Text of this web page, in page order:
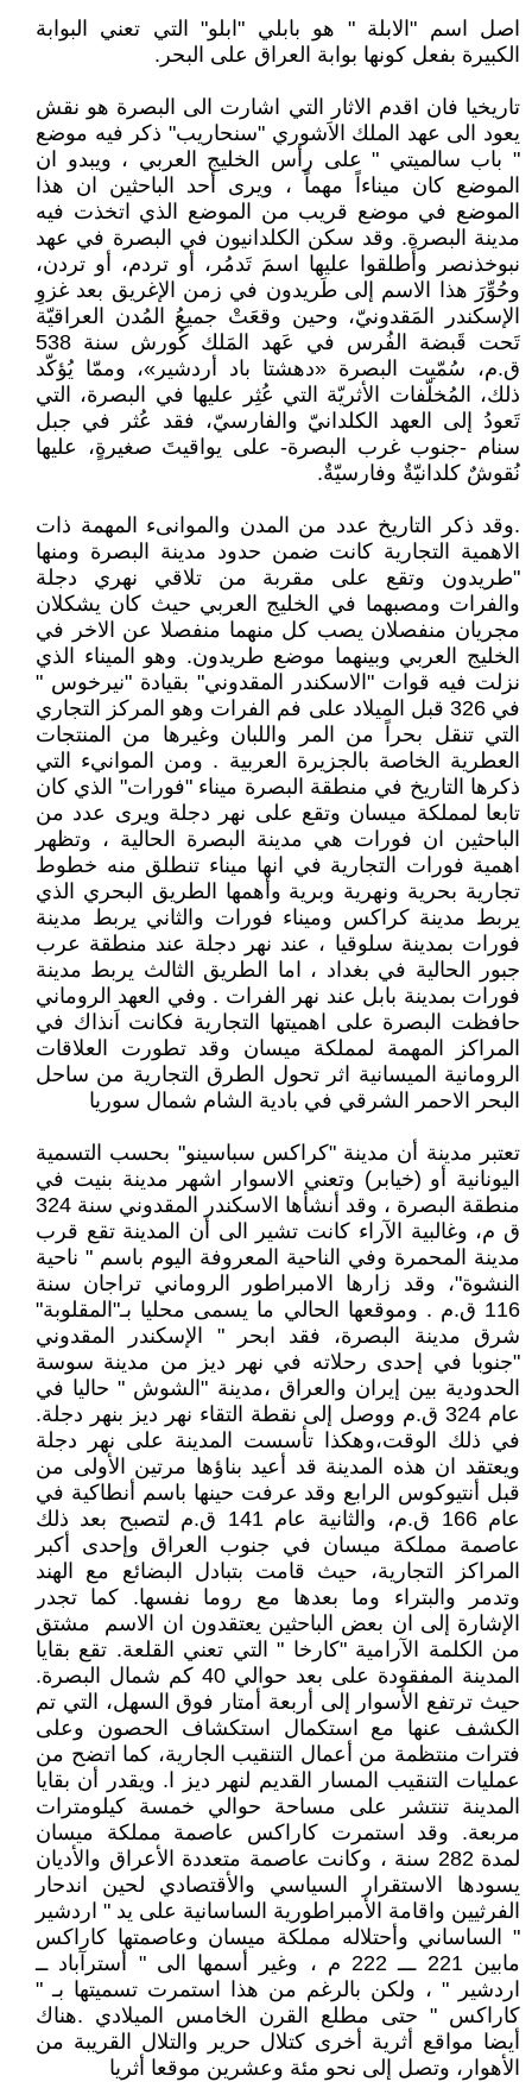
اصل اسم "الابلة " هو بابلي "ابلو" التي تعني البوابة
الكبيرة بفعل كونها بوابة العراق على البحر.
تاريخيا فان اقدم الاثار التي اشارت الى البصرة هو نقش
يعود الى عهد الملك الاَشوري "سنحاريب" ذكر فيه موضع
" باب سالميتي " على رأس الخليج العربي ، ويبدو ان
الموضع كان ميناءاً مهماً ، ويرى أحد الباحثين ان هذا
الموضع في موضع قريب من الموضع الذي اتخذت فيه
مدينة البصرة. وقد سكن الكلدانيون في البصرة في عهد
نبوخذنصر وأَطلقوا عليها اسمَ تَدمُر، أو تردم، أو تردن،
وحُوِّرَ هذا الاسم إلى طَريدون في زمن الإغريق بعد غزوِ
الإسكندر المَقدونيّ، وحين وقعَتْ جميعُ المُدن العراقيّة
تَحت قَبضة الفُرس في عَهد المَلك كُورش سنة 538
ق.م، سُمّيت البصرة «دهشتا باد أردشير»، وممّا يُؤكّد
ذلك، المُخلّفات الأثريّة التي عُثِر عليها في البصرة، التي
تَعودُ إلى العهد الكلدانيّ والفارسيّ، فقد عُثر في جبل
سنام -جنوب غرب البصرة- على يواقيتَ صغيرةٍ، عليها
نُقوشٌ كلدانيّةٌ وفارسيّةٌ.
.وقد ذكر التاريخ عدد من المدن والموانىء المهمة ذات
الاهمية التجارية كانت ضمن حدود مدينة البصرة ومنها
"طريدون وتقع على مقربة من تلاقي نهري دجلة
والفرات ومصبهما في الخليج العربي حيث كان يشكلان
مجريان منفصلان يصب كل منهما منفصلا عن الاخر في
الخليج العربي وبينهما موضع طريدون. وهو الميناء الذي
نزلت فيه قوات "الاسكندر المقدوني" بقيادة "نيرخوس "
في 326 قبل الميلاد على فم الفرات وهو المركز التجاري
التي تنقل بحراً من المر واللبان وغيرها من المنتجات
العطرية الخاصة بالجزيرة العربية . ومن الموانيء التي
ذكرها التاريخ في منطقة البصرة ميناء "فورات" الذي كان
تابعا لمملكة ميسان وتقع على نهر دجلة ويرى عدد من
الباحثين ان فورات هي مدينة البصرة الحالية ، وتظهر
اهمية فورات التجارية في انها ميناء تنطلق منه خطوط
تجارية بحرية ونهرية وبرية وأهمها الطريق البحري الذي
يربط مدينة كراكس وميناء فورات والثاني يربط مدينة
فورات بمدينة سلوقيا ، عند نهر دجلة عند منطقة عرب
جبور الحالية في بغداد ، اما الطريق الثالث يربط مدينة
فورات بمدينة بابل عند نهر الفرات . وفي العهد الروماني
حافظت البصرة على اهميتها التجارية فكانت اَنذاك في
المراكز المهمة لمملكة ميسان وقد تطورت العلاقات
الرومانية الميسانية اثر تحول الطرق التجارية من ساحل
البحر الاحمر الشرقي في بادية الشام شمال سوريا
تعتبر مدينة أن مدينة "كراكس سباسينو" بحسب التسمية
اليونانية أو (خيابر) وتعني الاسوار اشهر مدينة بنيت في
منطقة البصرة ، وقد أنشأها الاسكندر المقدوني سنة 324
ق م، وغالبية الآراء كانت تشير الى أن المدينة تقع قرب
مدينة المحمرة وفي الناحية المعروفة اليوم باسم " ناحية
النشوة"، وقد زارها الامبراطور الروماني تراجان سنة
116 ق.م . وموقعها الحالي ما يسمى محليا بـ"المقلوبة"
شرق مدينة البصرة، فقد ابحر " الإسكندر المقدوني
"جنوبا في إحدى رحلاته في نهر ديز من مدينة سوسة
الحدودية بين إيران والعراق ،مدينة "الشوش " حاليا في
عام 324 ق.م ووصل إلى نقطة التقاء نهر ديز بنهر دجلة.
في ذلك الوقت،وهكذا تأسست المدينة على نهر دجلة
ويعتقد ان هذه المدينة قد أعيد بناؤها مرتين الأولى من
قبل أنتيوكوس الرابع ‏وقد عرفت حينها باسم أنطاكية في
عام ‏166 ق.م، والثانية عام 141 ق.م لتصبح بعد ذلك
عاصمة مملكة ميسان في جنوب العراق وإحدى أكبر
المراكز ‏التجارية، حيث قامت بتبادل البضائع مع الهند
وتدمر والبتراء وما بعدها مع روما نفسها.‏ كما تجدر
الإشارة إلى ان بعض الباحثين يعتقدون ان الاسم ‎ ‎مشتق
من الكلمة الآرامية‎ "كارخا " التي تعني القلعة. تقع بقايا
المدينة المفقودة على بعد حوالي 40 كم شمال البصرة.
حيث ترتفع الأسوار إلى أربعة أمتار فوق السهل، التي تم
الكشف عنها مع استكمال استكشاف الحصون وعلى
فترات منتظمة من أعمال التنقيب الجارية، كما اتضح من
عمليات التنقيب المسار القديم لنهر ديز ا. ويقدر أن بقايا
المدينة تنتشر على مساحة حوالي خمسة كيلومترات
مربعة. وقد استمرت كاراكس عاصمة مملكة ميسان
لمدة 282 سنة ، وكانت عاصمة متعددة الأعراق والأديان
يسودها الاستقرار السياسي والأقتصادي لحين اندحار
الفرثيين واقامة الأمبراطورية الساسانية على يد " اردشير
" الساساني وأحتلاله مملكة ميسان وعاصمتها كاراكس
مابين 221 ـــ 222 م ، وغير أسمها الى " أسترآباد ــ
اردشير " ، ولكن بالرغم من هذا استمرت تسميتها بـ "
كاراكس " حتى مطلع القرن الخامس الميلادي .هناك
أيضا مواقع أثرية أخرى كتلال حرير والتلال القريبة من
الأهوار، وتصل إلى نحو مئة وعشرين موقعا أثريا